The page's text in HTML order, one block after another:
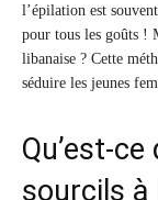
l’épilation est
pour tous les goûts !
libanaise ? Cette
séduire les jeunes
Qu’est-
sourcils à